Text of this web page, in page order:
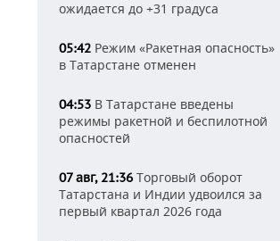
ожидается до +31 градуса
05:42 Режим «Ракетная опасность»
в Татарстане отменен
04:53 В Татарстане введены
режимы ракетной и беспилотной
опасностей
07 авг, 21:36 Торговый оборот
Татарстана и Индии удвоился за
первый квартал 2026 года